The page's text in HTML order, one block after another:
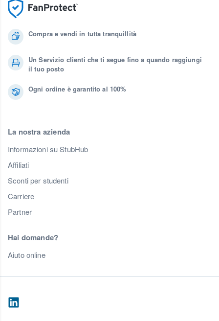
Compra e vendi in tutta tranquillità
Un Servizio clienti che ti segue fino a quando raggiungi
il tuo posto
Ogni ordine è garantito al 100%
La nostra azienda
Informazioni su StubHub
Affiliati
Sconti per studenti
Carriere
Partner
Hai domande?
Aiuto online